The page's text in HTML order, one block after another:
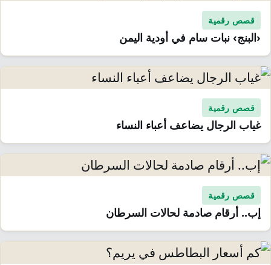
قصص رقمية
‹البنج› نبات سام في أودية اليمن
قصص رقمية
غياب الرجال يضاعف أعباء النساء
قصص رقمية
إب.. أرقام صادمة لحالات السرطان